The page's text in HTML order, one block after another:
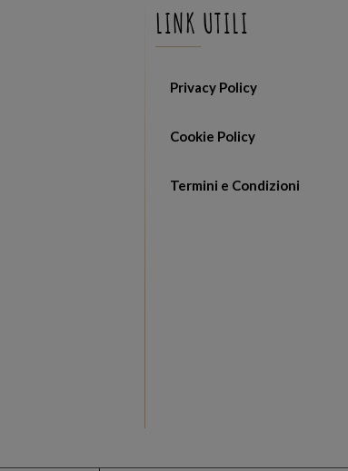
LINK UTILI
Privacy Policy
Cookie Policy
Termini e Condizioni